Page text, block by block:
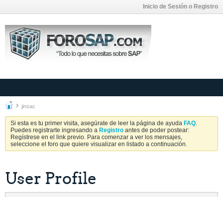
Inicio de Sesión o Registro
jinsac
Si esta es tu primer visita, asegúrate de leer la página de ayuda FAQ.
Puedes registrarte ingresando a Registro antes de poder postear:
Regístrese en el link previo. Para comenzar a ver los mensajes,
seleccione el foro que quiere visualizar en listado a continuación.
User Profile